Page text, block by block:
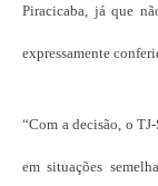
Piracicaba, já que
expressamente
“Com a decisão, o
em situações